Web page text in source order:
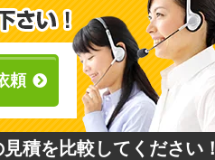
頼
積を比較してください！